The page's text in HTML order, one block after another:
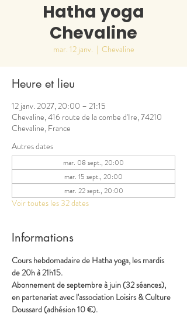
Hatha yoga
Chevaline
mar. 12 janv.
  |
Chevaline
Heure et lieu
12 janv. 2027, 20:00 – 21:15
Chevaline, 416 route de la combe d'Ire, 74210
Chevaline, France
Autres dates
mar. 08 sept., 20:00
mar. 15 sept., 20:00
mar. 22 sept., 20:00
Voir toutes les 32 dates
Informations
Cours hebdomadaire de Hatha yoga, les mardis
de 20h à 21h15.
Abonnement de septembre à juin (32 séances),
en partenariat avec l'association Loisirs & Culture
Doussard (adhésion 10 €).